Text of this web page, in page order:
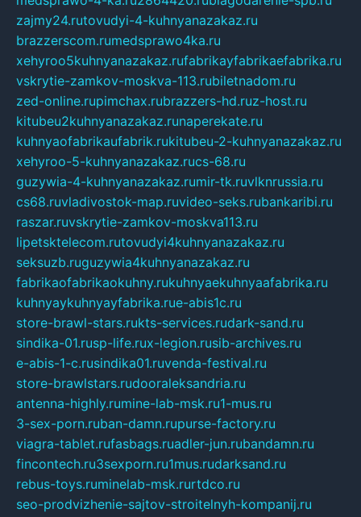
zajmy24.rutovudyi-4-kuhnyanazakaz.ru
brazzerscom.rumedsprawo4ka.ru
xehyroo5kuhnyanazakaz.rufabrikayfabrikaefabrika.ru
vskrytie-zamkov-moskva-113.rubiletnadom.ru
zed-online.rupimchax.rubrazzers-hd.ruz-host.ru
kitubeu2kuhnyanazakaz.runaperekate.ru
kuhnyaofabrikaufabrik.rukitubeu-2-kuhnyanazakaz.ru
xehyroo-5-kuhnyanazakaz.rucs-68.ru
guzywia-4-kuhnyanazakaz.rumir-tk.ruvlknrussia.ru
cs68.ruvladivostok-map.ruvideo-seks.rubankaribi.ru
raszar.ruvskrytie-zamkov-moskva113.ru
lipetsktelecom.rutovudyi4kuhnyanazakaz.ru
seksuzb.ruguzywia4kuhnyanazakaz.ru
fabrikaofabrikaokuhny.rukuhnyaekuhnyaafabrika.ru
kuhnyaykuhnyayfabrika.rue-abis1c.ru
store-brawl-stars.rukts-services.rudark-sand.ru
sindika-01.rusp-life.rux-legion.rusib-archives.ru
e-abis-1-c.rusindika01.ruvenda-festival.ru
store-brawlstars.rudooraleksandria.ru
antenna-highly.rumine-lab-msk.ru1-mus.ru
3-sex-porn.ruban-damn.rupurse-factory.ru
viagra-tablet.rufasbags.ruadler-jun.rubandamn.ru
fincontech.ru3sexporn.ru1mus.rudarksand.ru
rebus-toys.ruminelab-msk.rurtdco.ru
seo-prodvizhenie-sajtov-stroitelnyh-kompanij.ru